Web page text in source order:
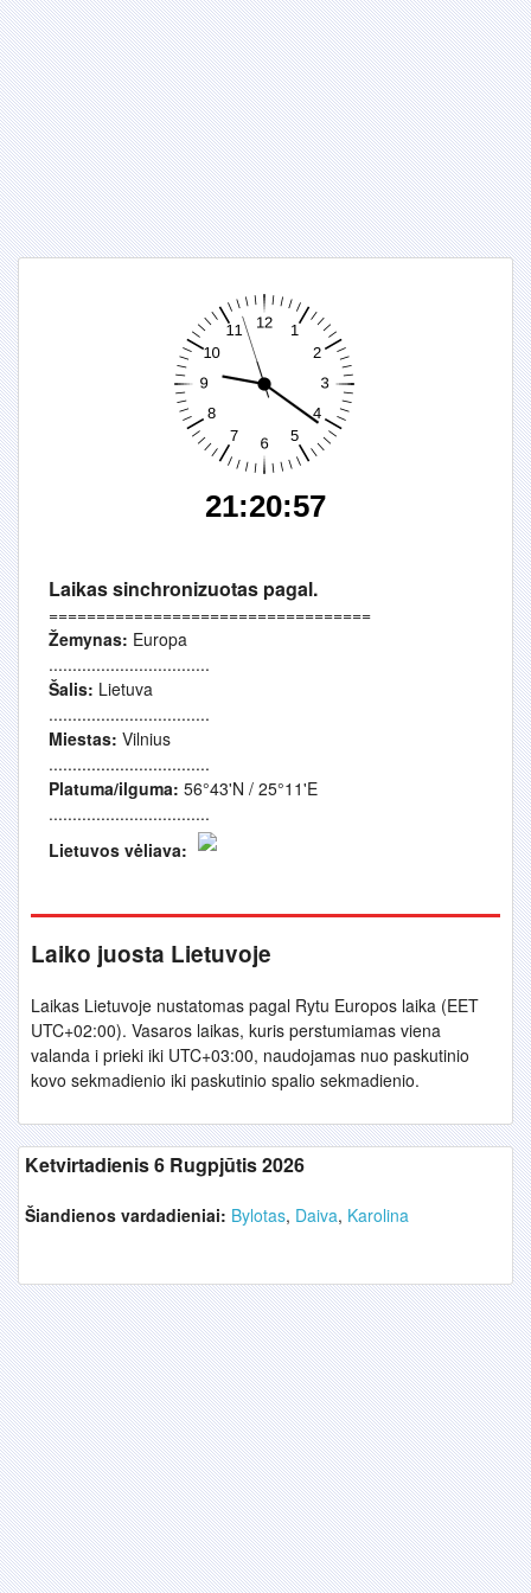
Laikas sinchronizuotas pagal.
==================================
Žemynas: Europa
..................................
Šalis: Lietuva
..................................
Miestas: Vilnius
..................................
Platuma/ilguma: 56°43'N / 25°11'E
..................................
Lietuvos vėliava:
Laiko juosta Lietuvoje
Laikas Lietuvoje nustatomas pagal Rytu Europos laika (EET
UTC+02:00). Vasaros laikas, kuris perstumiamas viena
valanda i prieki iki UTC+03:00, naudojamas nuo paskutinio
kovo sekmadienio iki paskutinio spalio sekmadienio.
Ketvirtadienis 6 Rugpjūtis 2026
Šiandienos vardadieniai: Bylotas, Daiva, Karolina